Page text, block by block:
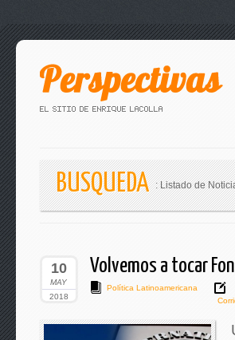
BUSQUEDA : Listado de
10
MAY
2018
Volvemos a tocar
Política Latinoamericana